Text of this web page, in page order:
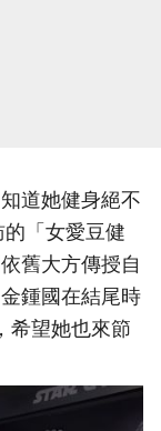
道她健身絕不
「女愛豆健
舊大方傳授自
鍾國在結尾時
希望她也來節